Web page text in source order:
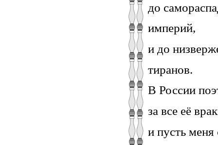
до
империй,
и до
тиранов.
В России
за все её
и пусть